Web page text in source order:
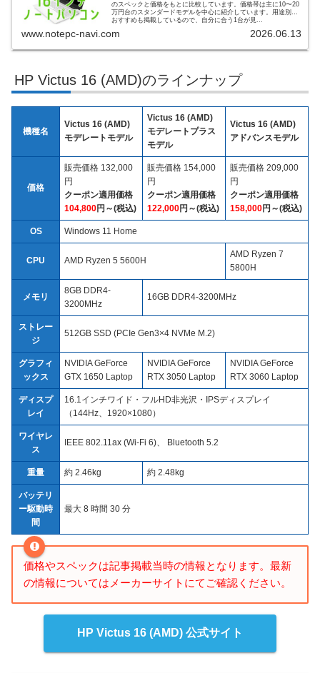
のスペックと価格をもとに比較しています。価格帯は主に10〜20
万円台のスタンダードモデルを中心に紹介しています。用途別の
おすすめも掲載しているので、自分に合う1台が見...
www.notepc-navi.com 2026.06.13
HP Victus 16 (AMD)のラインナップ
機種名
Victus 16 (AMD)
モデレートモデル
Victus 16 (AMD)
モデレートプラス
モデル
Victus 16 (AMD)
アドバンスモデル
価格
販売価格 132,000
円
クーポン適用価格
104,800円～(税込)
販売価格 154,000
円
クーポン適用価格
122,000円～(税込)
販売価格 209,000
円
クーポン適用価格
158,000円～(税込)
OS Windows 11 Home
CPU AMD Ryzen 5 5600H
AMD Ryzen 7
5800H
メモリ
8GB DDR4-
3200MHz
16GB DDR4-3200MHz
ストレー
ジ
512GB SSD (PCIe Gen3×4 NVMe M.2)
グラフィ
ックス
NVIDIA GeForce
GTX 1650 Laptop
NVIDIA GeForce
RTX 3050 Laptop
NVIDIA GeForce
RTX 3060 Laptop
ディスプ
レイ
16.1インチワイド・フルHD非光沢・IPSディスプレイ
（144Hz、1920×1080）
ワイヤレ
ス
IEEE 802.11ax (Wi-Fi 6)、 Bluetooth 5.2
重量 約 2.46kg 約 2.48kg
バッテリ
ー駆動時
間
最大 8 時間 30 分
価格やスペックは記事掲載当時の情報となります。最新
の情報についてはメーカーサイトにてご確認ください。
HP Victus 16 (AMD) 公式サイト